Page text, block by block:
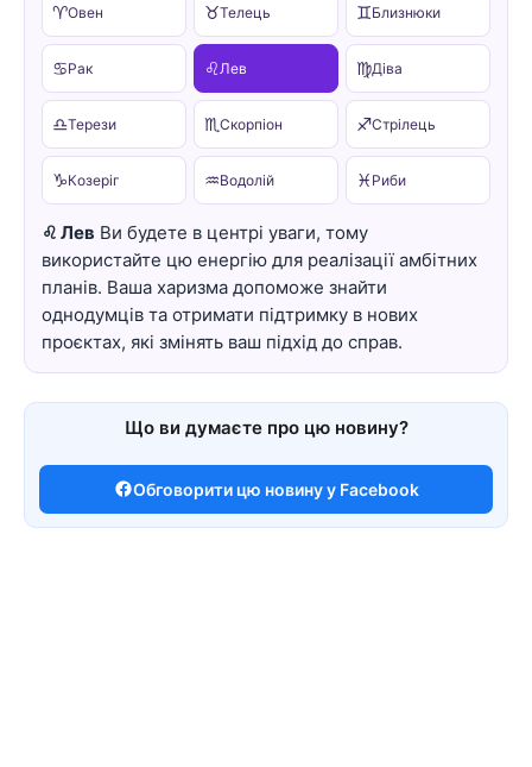
♈Овен ♉Телець ♊Близнюки
♋Рак ♌ Лев ♍Діва
♎Терези ♏Скорпіон ♐Стрілець
♑Козеріг ♒Водолій ♓ Риби
♌ Лев Ви будете в центрі уваги, тому
використайте цю енергію для реалізації амбітних
планів. Ваша харизма допоможе знайти
однодумців та отримати підтримку в нових
проєктах, які змінять ваш підхід до справ.
Що ви думаєте про цю новину?
Обговорити цю новину у Facebook